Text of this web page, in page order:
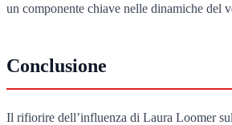
un componente chiave nelle dinamiche del
Conclusione
Il rifiorire dell’influenza di Laura Loomer